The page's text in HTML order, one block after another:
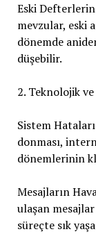
Eski Defterlerin
mevzular, eski
dönemde
düşebilir.
2. Teknolojik
Sistem
donması,
dönemlerinin
Mesajların
ulaşan
süreçte sık